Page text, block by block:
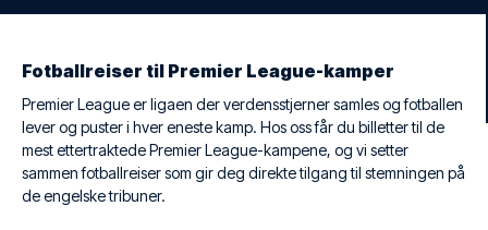
Fotballreiser til Premier League-kamper
Premier League er ligaen der verdensstjerner samles og fotballen
lever og puster i hver eneste kamp. Hos oss får du billetter til de
mest ettertraktede Premier League-kampene, og vi setter
sammen fotballreiser som gir deg direkte tilgang til stemningen på
de engelske tribuner.